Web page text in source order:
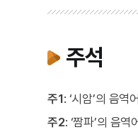
주석
주1: ‘시암’의 음역
주2: ‘짬파’의 음역